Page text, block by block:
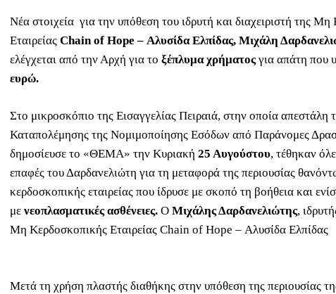
Νέα στοιχεία για την υπόθεση του ιδρυτή και διαχειριστή της
Εταιρείας Chain of Hope – Αλυσίδα Ελπίδας, Μιχάλη
ελέγχεται από την Αρχή για το ξέπλυμα χρήματοςγια απάτη που
ευρώ.
Στο μικροσκόπιο της Εισαγγελίας Πειραιά, στην οποία απεστάλη
Καταπολέμησης της Νομιμοποίησης Εσόδων από Παράνομες
δημοσίευσε το «ΘΕΜΑ» την Κυριακή 25 Αυγούστου, τέθηκαν
επαφές του Δαρδανελιώτη για τη μεταφορά της περιουσίας
κερδοσκοπικής εταιρείας που ίδρυσε με σκοπό τη βοήθεια και
με νεοπλασματικές ασθένειες. Ο Μιχάλης Δαρδανελιώτης,
Μη Κερδοσκοπικής Εταιρείας Chain of Hope – Αλυσίδα Ελπίδας
Μετά τη χρήση πλαστής διαθήκης στην υπόθεση της περιουσίας